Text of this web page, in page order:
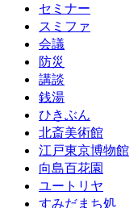
セミナー
スミファ
会議
防災
講談
銭湯
ひきぶん
北斎美術館
江戸東京博物館
向島百花園
ユートリヤ
すみだまち処